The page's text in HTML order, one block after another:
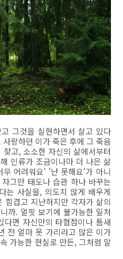
그것을 실현하면서 살고 있다
랑하던 이가 죽은 후에 그 죽음
고, 소소한 자신의 삶에서부터
인류가 조금이나마 더 나은 삶
어려워요' '난 못해요'가 아니
그만 태도나 습관 하나 바꾸는
는 사실을, 의도치 않게 배우게
힘겹고 지난하지만 각자가 삶의
까. 얼핏 보기에 불가능한 일처
면 자신만의 타협점이나 틈새
전 얼마 못 가리라고 많은 이가
가능한 현실로 만든, 그처럼 말